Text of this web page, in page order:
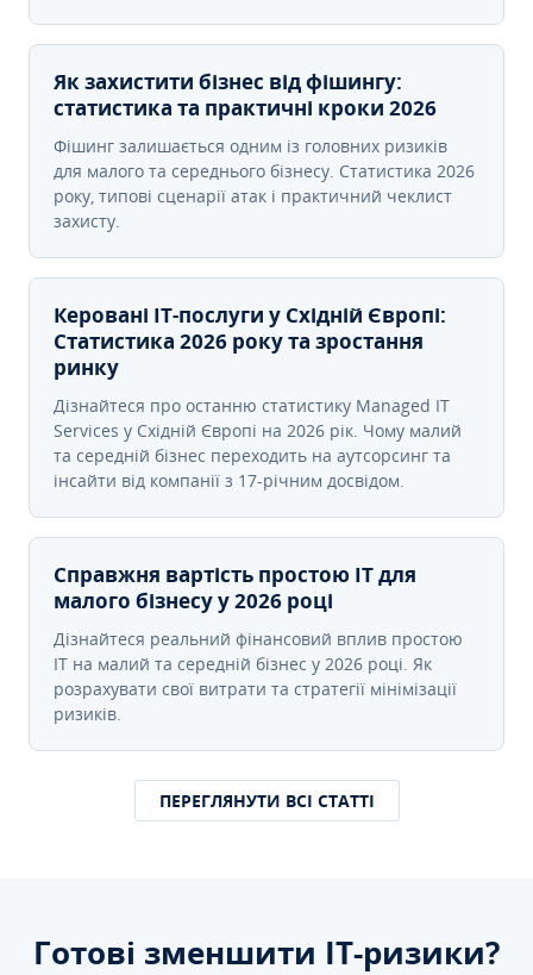
Як захистити бізнес від фішингу:
статистика та практичні кроки 2026
Фішинг залишається одним із головних ризиків
для малого та середнього бізнесу. Статистика 2026
року, типові сценарії атак і практичний чеклист
захисту.
Керовані ІТ-послуги у Східній Європі:
Статистика 2026 року та зростання
ринку
Дізнайтеся про останню статистику Managed IT
Services у Східній Європі на 2026 рік. Чому малий
та середній бізнес переходить на аутсорсинг та
інсайти від компанії з 17-річним досвідом.
Справжня вартість простою IT для
малого бізнесу у 2026 році
Дізнайтеся реальний фінансовий вплив простою
IT на малий та середній бізнес у 2026 році. Як
розрахувати свої витрати та стратегії мінімізації
ризиків.
ПЕРЕГЛЯНУТИ ВСІ СТАТТІ
Готові зменшити ІТ-ризики?